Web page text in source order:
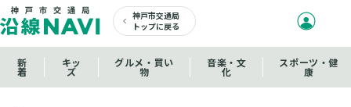
神戸市交通局
トップに戻る
新
着
キッ
ズ
グルメ・買い
物
音楽・文
化
スポーツ・健
康